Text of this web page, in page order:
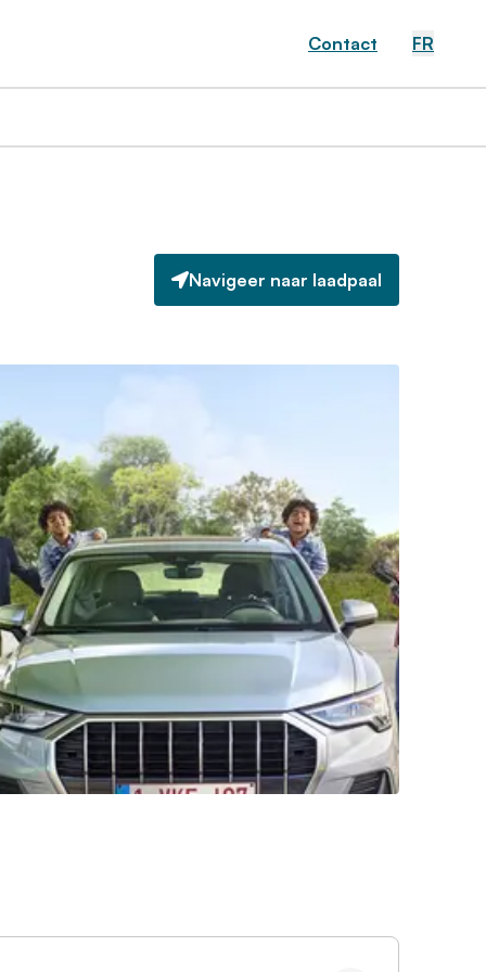
Contact FR
Navigeer naar laadpaal